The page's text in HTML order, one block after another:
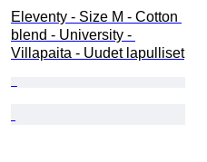
Eleventy - Size M - Cotton
blend - University -
Villapaita - Uudet lapulliset